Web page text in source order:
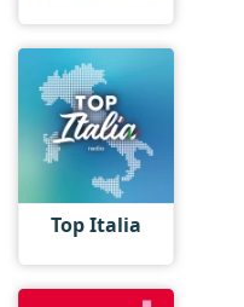
Top Italia